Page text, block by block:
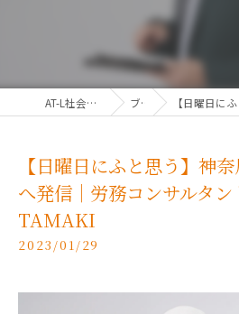
AT-L社会保険労務士法人 ブログ 【日曜日にふと思う】神奈
【日曜日にふと思う】神
へ発信｜労務コンサルタン
TAMAKI
2023/01/29